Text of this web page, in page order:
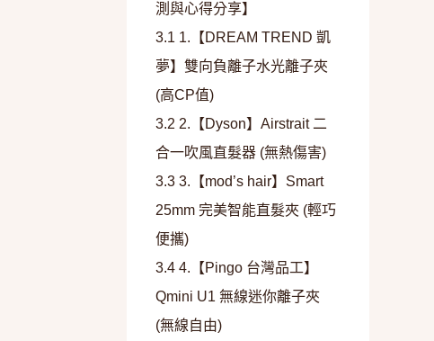
測與心得分享】
3.1 1.【DREAM TREND 凱
夢】雙向負離子水光離子夾
(高CP值)
3.2 2.【Dyson】Airstrait 二
合一吹風直髮器 (無熱傷害)
3.3 3.【mod’s hair】Smart
25mm 完美智能直髮夾 (輕巧
便攜)
3.4 4.【Pingo 台灣品工】
Qmini U1 無線迷你離子夾
(無線自由)